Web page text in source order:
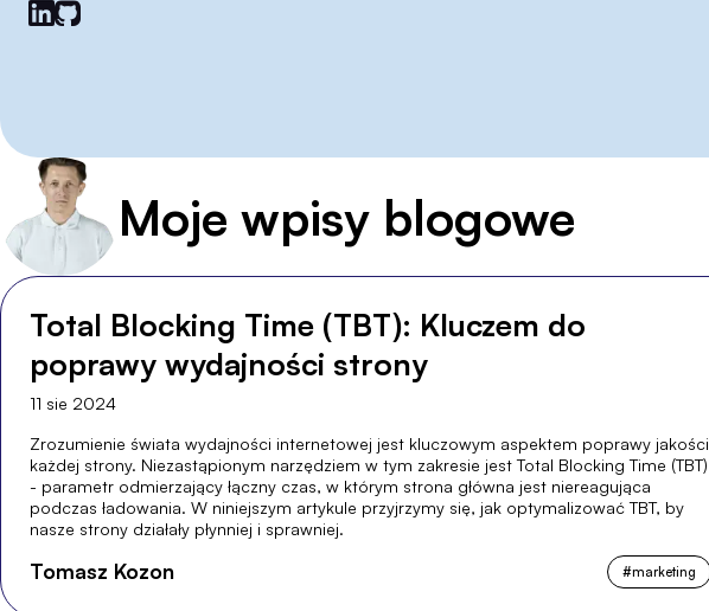
Moje wpisy blogowe
Total Blocking Time (TBT): Kluczem do
poprawy wydajności strony
11 sie 2024
Zrozumienie świata wydajności internetowej jest kluczowym aspektem poprawy jakości
każdej strony. Niezastąpionym narzędziem w tym zakresie jest Total Blocking Time (TBT)
- parametr odmierzający łączny czas, w którym strona główna jest niereagująca
podczas ładowania. W niniejszym artykule przyjrzymy się, jak optymalizować TBT, by
nasze strony działały płynniej i sprawniej.
Tomasz Kozon #marketing